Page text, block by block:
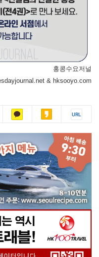
홍콩수요저널
& hksooyo.com